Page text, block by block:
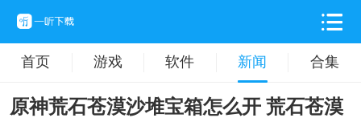
首页 游戏 软件 新闻 合集
原神荒石苍漠沙堆宝箱怎么开 荒石苍漠